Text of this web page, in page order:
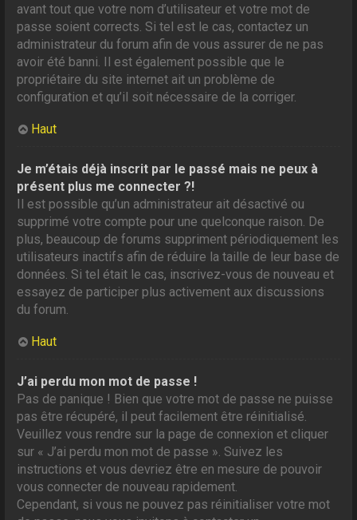
avant tout que votre nom d’utilisateur et votre mot de
passe soient corrects. Si tel est le cas, contactez un
administrateur du forum afin de vous assurer de ne pas
avoir été banni. Il est également possible que le
propriétaire du site internet ait un problème de
configuration et qu’il soit nécessaire de la corriger.
Haut
Je m’étais déjà inscrit par le passé mais ne peux à
présent plus me connecter ?!
Il est possible qu’un administrateur ait désactivé ou
supprimé votre compte pour une quelconque raison. De
plus, beaucoup de forums suppriment périodiquement les
utilisateurs inactifs afin de réduire la taille de leur base de
données. Si tel était le cas, inscrivez-vous de nouveau et
essayez de participer plus activement aux discussions
du forum.
Haut
J’ai perdu mon mot de passe !
Pas de panique ! Bien que votre mot de passe ne puisse
pas être récupéré, il peut facilement être réinitialisé.
Veuillez vous rendre sur la page de connexion et cliquer
sur « J’ai perdu mon mot de passe ». Suivez les
instructions et vous devriez être en mesure de pouvoir
vous connecter de nouveau rapidement.
Cependant, si vous ne pouvez pas réinitialiser votre mot